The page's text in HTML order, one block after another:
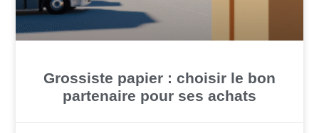
Grossiste papier : choisir le bon
partenaire pour ses achats